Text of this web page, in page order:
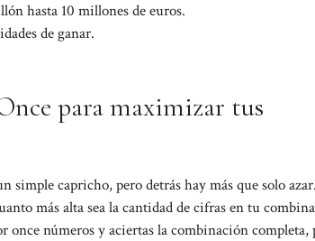
hasta 10 millones de euros.
de ganar.
para maximizar tus
simple capricho, pero detrás hay más que solo
más alta sea la cantidad de cifras en tu
números y aciertas la combinación completa,